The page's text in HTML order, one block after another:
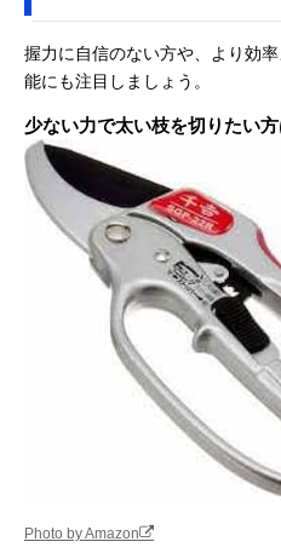
握力に自信のない方や、より効
能にも注目しましょう。
少ない力で太い枝を切りたい
Photo by Amazon